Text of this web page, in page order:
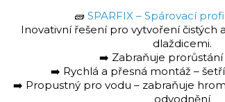
Stěnový dilatační
🧱 SPARFIX – Spárovací
Inovativní řešení pro vytvoření čistých
dlaždicemi.
➡️ Zabraňuje
➡️ Rychlá a přesná montáž –
➡️ Propustný pro vodu – zabraňuje
odvodnění